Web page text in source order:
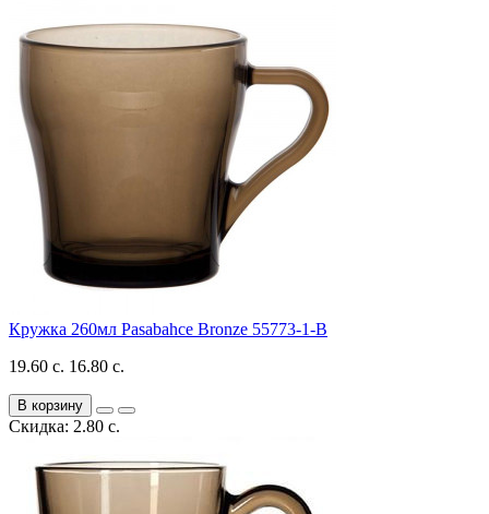
Кружка 260мл Pasabahce Bronze 55773-1-B
19.60 с. 16.80 с.
В корзину
Скидка: 2.80 с.